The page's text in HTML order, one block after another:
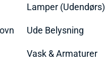
Lamper (Udendørs)
Ude Belysning
Vask & Armaturer